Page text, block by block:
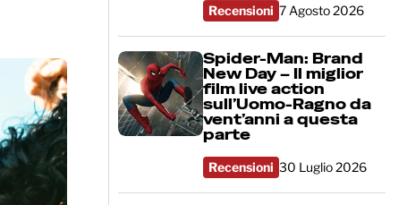
Recensioni 7 Agosto 2026
Spider-Man: Brand
New Day – Il miglior
film live action
sull’Uomo-Ragno da
vent’anni a questa
parte
Recensioni 30 Luglio 2026